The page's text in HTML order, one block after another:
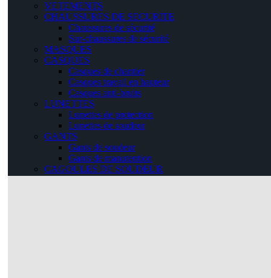
VETEMENTS
CHAUSSURES DE SECURITE
Chaussures de sécurité
Sur-chaussures de sécurité
MASQUES
CASQUES
Casques de chantier
Casques travail en hauteur
Casques anti-bruits
LUNETTES
Lunettes de protection
Lunettes de soudeur
GANTS
Gants de soudeur
Gants de manutention
CAGOULES DE SOUDEUR